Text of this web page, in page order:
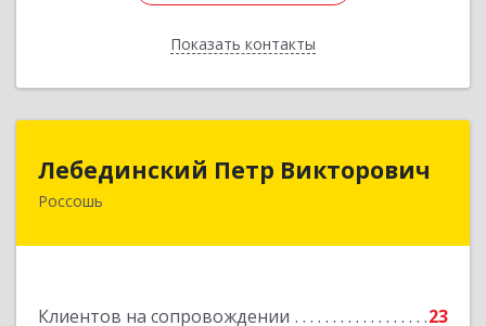
Показать контакты
Назад
Лебединский Петр Викторович
Россошь
Клиентов на сопровождении 23
Лебединский Петр Викторович
396650, Воронежская обл., г. Россошь, пер.